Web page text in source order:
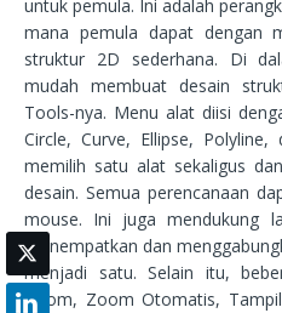
untuk pemula. Ini adalah
mana pemula dapat dengan
struktur 2D sederhana. Di
mudah membuat desain
Tools-nya. Menu alat diisi
Circle, Curve, Ellipse,
memilih satu alat sekaligus
desain. Semua perencanaan
mouse. Ini juga mendukung
menempatkan dan
menjadi satu. Selain itu,
Zoom, Zoom Otomatis,